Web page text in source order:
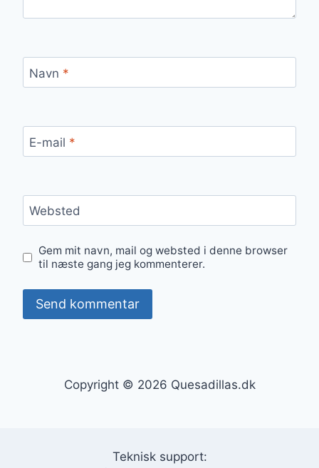
Navn *
E-mail *
Websted
Gem mit navn, mail og websted i denne browser
til næste gang jeg kommenterer.
Copyright © 2026 Quesadillas.dk
Teknisk support: